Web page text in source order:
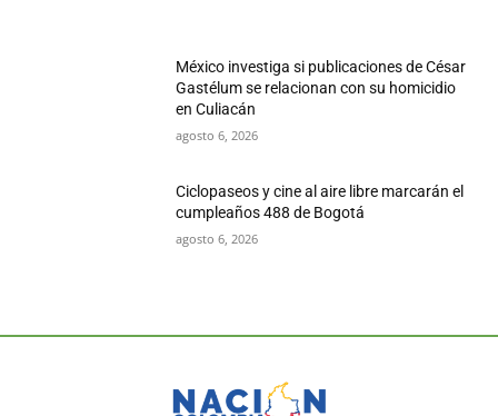
México investiga si publicaciones de César
Gastélum se relacionan con su homicidio
en Culiacán
agosto 6, 2026
Ciclopaseos y cine al aire libre marcarán el
cumpleaños 488 de Bogotá
agosto 6, 2026